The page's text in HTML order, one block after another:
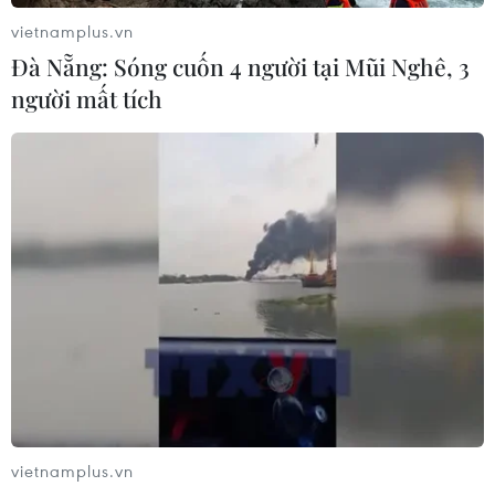
vietnamplus.vn
Đà Nẵng: Sóng cuốn 4 người tại Mũi Nghê, 3
người mất tích
vietnamplus.vn